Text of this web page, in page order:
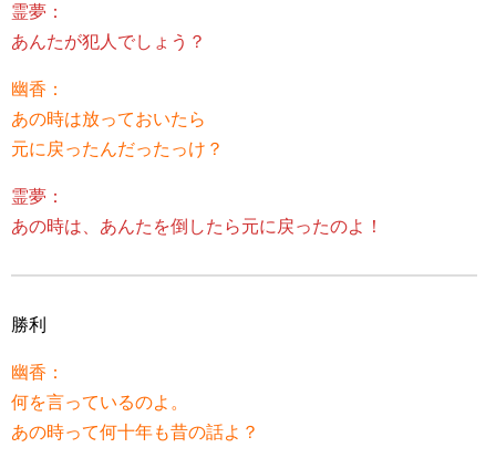
霊夢：
あんたが犯人でしょう？
幽香：
あの時は放っておいたら
元に戻ったんだったっけ？
霊夢：
あの時は、あんたを倒したら元に戻ったのよ！
勝利
幽香：
何を言っているのよ。
あの時って何十年も昔の話よ？